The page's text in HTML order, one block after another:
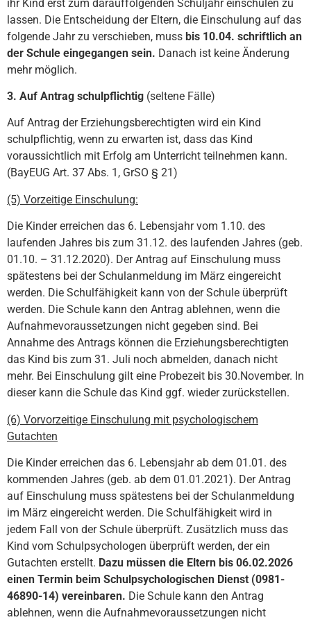
ihr Kind erst zum darauffolgenden Schuljahr einschulen zu
lassen. Die Entscheidung der Eltern, die Einschulung auf das
folgende Jahr zu verschieben, muss bis 10.04. schriftlich an
der Schule eingegangen sein. Danach ist keine Änderung
mehr möglich.
3. Auf Antrag schulpflichtig (seltene Fälle)
Auf Antrag der Erziehungsberechtigten wird ein Kind
schulpflichtig, wenn zu erwarten ist, dass das Kind
voraussichtlich mit Erfolg am Unterricht teilnehmen kann.
(BayEUG Art. 37 Abs. 1, GrSO § 21)
(5) Vorzeitige Einschulung:
Die Kinder erreichen das 6. Lebensjahr vom 1.10. des
laufenden Jahres bis zum 31.12. des laufenden Jahres (geb.
01.10. – 31.12.2020). Der Antrag auf Einschulung muss
spätestens bei der Schulanmeldung im März eingereicht
werden. Die Schulfähigkeit kann von der Schule überprüft
werden. Die Schule kann den Antrag ablehnen, wenn die
Aufnahmevoraussetzungen nicht gegeben sind. Bei
Annahme des Antrags können die Erziehungsberechtigten
das Kind bis zum 31. Juli noch abmelden, danach nicht
mehr. Bei Einschulung gilt eine Probezeit bis 30.November. In
dieser kann die Schule das Kind ggf. wieder zurückstellen.
(6) Vorvorzeitige Einschulung mit psychologischem
Gutachten
Die Kinder erreichen das 6. Lebensjahr ab dem 01.01. des
kommenden Jahres (geb. ab dem 01.01.2021). Der Antrag
auf Einschulung muss spätestens bei der Schulanmeldung
im März eingereicht werden. Die Schulfähigkeit wird in
jedem Fall von der Schule überprüft. Zusätzlich muss das
Kind vom Schulpsychologen überprüft werden, der ein
Gutachten erstellt. Dazu müssen die Eltern bis 06.02.2026
einen Termin beim Schulpsychologischen Dienst (0981-
46890-14) vereinbaren. Die Schule kann den Antrag
ablehnen, wenn die Aufnahmevoraussetzungen nicht